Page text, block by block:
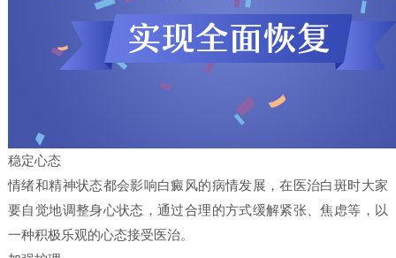
稳定心态
情绪和精神状态都会影响白癜风的病情发展，在医治白斑时大家
要自觉地调整身心状态，通过合理的方式缓解紧张、焦虑等，以
一种积极乐观的心态接受医治。